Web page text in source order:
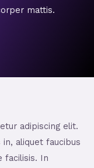
mattis.
adipiscing elit.
aliquet faucibus
facilisis. In